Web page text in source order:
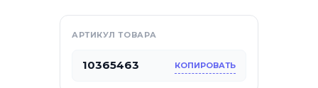
АРТИКУЛ ТОВАРА
10365463 КОПИРОВАТЬ